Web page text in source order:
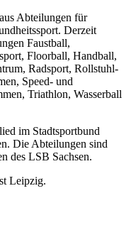
Abteilungen für
Derzeit
Faustball,
Floorball, Handball,
Radsport, Rollstuhl-
Speed- und
Triathlon, Wasserball
im Stadtsportbund
Die Abteilungen sind
des LSB Sachsen.
Leipzig.